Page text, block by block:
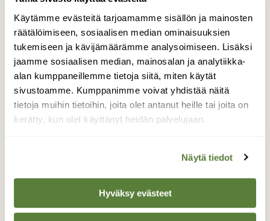
Käytämme evästeitä tarjoamamme sisällön ja mainosten
räätälöimiseen, sosiaalisen median ominaisuuksien
tukemiseen ja kävijämäärämme analysoimiseen. Lisäksi
jaamme sosiaalisen median, mainosalan ja analytiikka-
alan kumppaneillemme tietoja siitä, miten käytät
sivustoamme. Kumppanimme voivat yhdistää näitä
tietoja muihin tietoihin, joita olet antanut heille tai joita on
kerätty, kun olet käyttänyt heidän palvelujaan.
Näytä tiedot
Hyväksy evästeet
Asia venyy siis yhä.
MaanantainaSäynäjäkangas kuitenkin vastaa
aivan asiallisesti.
Miksi Vapo on käyttänyt päästöjen arviointiin
ominaiskuormitusmallia?
”Se on viranomaisten kanssa joskus nähty
semmoisena tapana, että sillä saadaan ne
Säynäjäkangas väistää. Hän antaa kuitenkin
myös mahdolliselta kuulostavan selityksen:
”Osa [soista] mitataan ja osaa ei mitata.
Varmaan siinä on osaltaan ollut tämmöinen
resurssikysymys taustalla.”